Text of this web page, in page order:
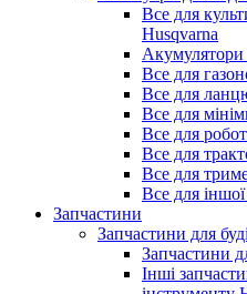
Все для
Husqvarna
Акумулятори
Все для
Все для
Все для
Все для
Все для
Все для
Все для
Запчастини
Запчастини для
Запчастини
Інші